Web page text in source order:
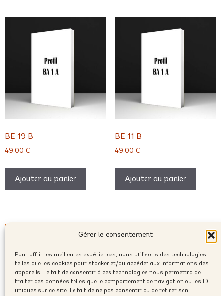
Gérer le consentement
Pour offrir les meilleures expériences, nous utilisons des technologies
telles que les cookies pour stocker et/ou accéder aux informations des
appareils. Le fait de consentir à ces technologies nous permettra de
traiter des données telles que le comportement de navigation ou les ID
uniques sur ce site. Le fait de ne pas consentir ou de retirer son
BE 19 B
49,00 €
Ajouter au panier
BE 11 B
49,00 €
Ajouter au panier